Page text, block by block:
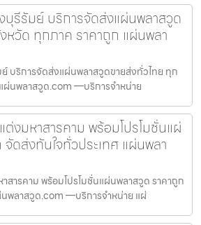
บุรีรัมย์ บริการจัดส่งแผ่นพลาสวูด
หวัด ทุกภาค ราคาถูก แผ่นพลา
บริการจัดส่งแผ่นพลาสวูดขายส่งทั่วไทย ทุก
ผ่นพลาสวูด.com —บริการจำหน่าย
งมหาสารคาม พร้อมโปรโมชั่นแผ่
ดส่งทันใจทั่วประเทศ แผ่นพลา
สารคาม พร้อมโปรโมชั่นแผ่นพลาสวูด ราคาถูก
พลาสวูด.com —บริการจำหน่าย แผ่